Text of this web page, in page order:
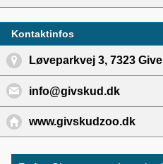
Kontaktinfos
Løveparkvej 3, 7323 Give
info@givskud.dk
www.givskudzoo.dk